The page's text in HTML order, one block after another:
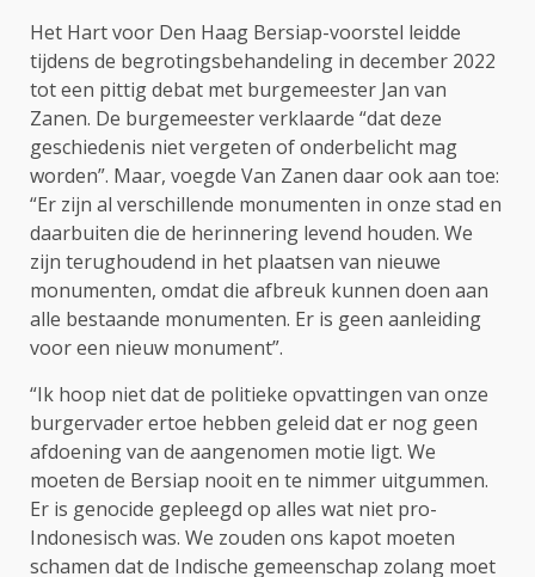
Het Hart voor Den Haag Bersiap-voorstel leidde
tijdens de begrotingsbehandeling in december 2022
tot een pittig debat met burgemeester Jan van
Zanen. De burgemeester verklaarde “dat deze
geschiedenis niet vergeten of onderbelicht mag
worden”. Maar, voegde Van Zanen daar ook aan toe:
“Er zijn al verschillende monumenten in onze stad en
daarbuiten die de herinnering levend houden. We
zijn terughoudend in het plaatsen van nieuwe
monumenten, omdat die afbreuk kunnen doen aan
alle bestaande monumenten. Er is geen aanleiding
voor een nieuw monument”.
“Ik hoop niet dat de politieke opvattingen van onze
burgervader ertoe hebben geleid dat er nog geen
afdoening van de aangenomen motie ligt. We
moeten de Bersiap nooit en te nimmer uitgummen.
Er is genocide gepleegd op alles wat niet pro-
Indonesisch was. We zouden ons kapot moeten
schamen dat de Indische gemeenschap zolang moet